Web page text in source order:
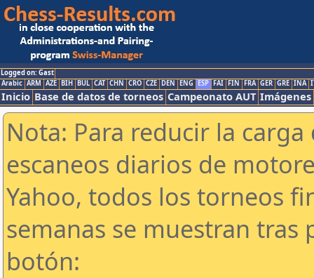
Logged on: Gast
Arabic ARM AZE BIH BUL CAT CHN CRO CZE DEN ENG ESP FAI FIN FRA GER GRE INA
Inicio Base de datos de torneos Campeonato AUT Imágenes
Nota: Para reducir la
escaneos diarios de
Yahoo, todos los torneos
semanas se muestran tras
botón: